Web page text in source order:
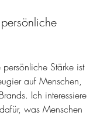
Stärke ist
auf Menschen,
Ich interessiere
was Menschen